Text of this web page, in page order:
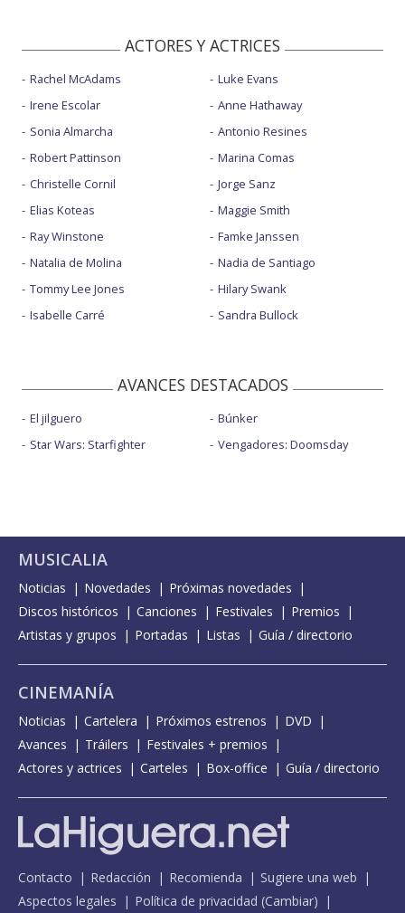
ACTORES Y ACTRICES
Rachel McAdams
Irene Escolar
Sonia Almarcha
Robert Pattinson
Christelle Cornil
Elias Koteas
Ray Winstone
Natalia de Molina
Tommy Lee Jones
Isabelle Carré
Luke Evans
Anne Hathaway
Antonio Resines
Marina Comas
Jorge Sanz
Maggie Smith
Famke Janssen
Nadia de Santiago
Hilary Swank
Sandra Bullock
AVANCES DESTACADOS
El jilguero
Star Wars: Starfighter
Búnker
Vengadores: Doomsday
MUSICALIA
Noticias Novedades
Próximas novedades
Discos históricos
Canciones Festivales
Premios
Artistas y grupos
Portadas Listas Guía / directorio
CINEMANÍA
Noticias Cartelera Próximos estrenos
DVD
Avances
Tráilers
Festivales + premios
Actores y actrices
Carteles Box-office Guía / directorio
Contacto Redacción Recomienda
Sugiere una web
Aspectos legales
Política de privacidad (Cambiar)